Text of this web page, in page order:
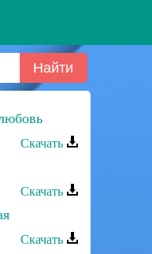
Скачать
Скачать
Скачать